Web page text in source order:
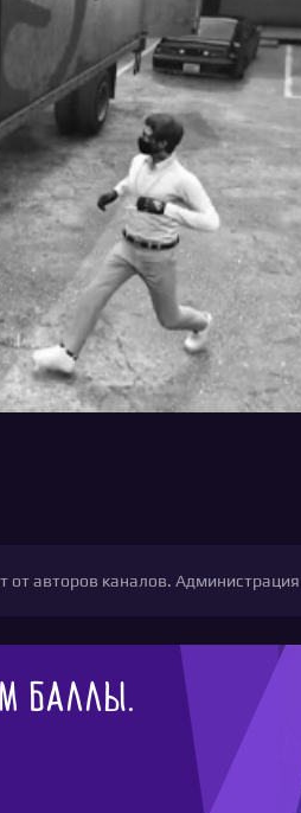
авторов каналов.
баллы.